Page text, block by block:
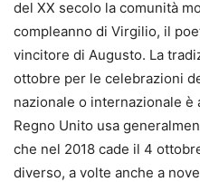
del XX secolo la comunità
compleanno di Virgilio, il
vincitore di Augusto. La
ottobre per le celebrazioni
nazionale o internazionale è
Regno Unito usa
che nel 2018 cade il 4
diverso, a volte anche a